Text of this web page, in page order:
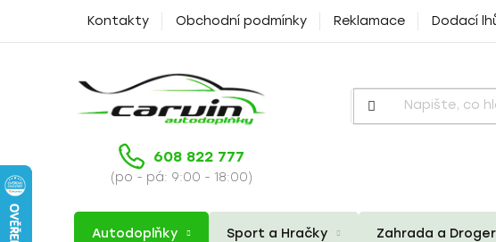
Kontakty Obchodní podmínky Reklamace Dodací
608 822 777
(po - pá: 9:00 - 18:00)
Autodoplňky Sport a Hračky Zahrada a